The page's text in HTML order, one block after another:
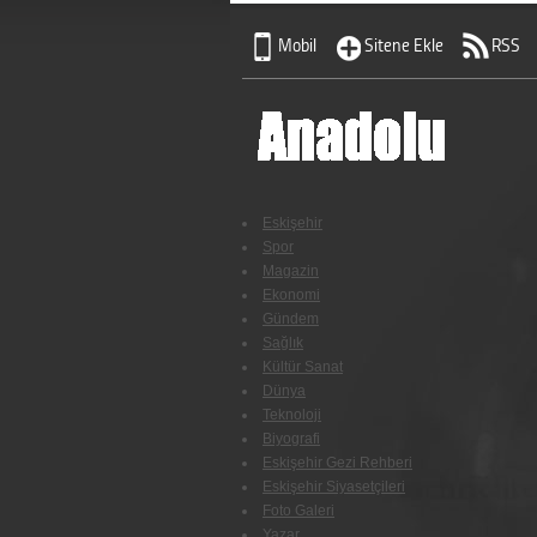
Mobil Sitene Ekle RSS
Eskişehir
Spor
Magazin
Ekonomi
Gündem
Sağlık
Kültür Sanat
Dünya
Teknoloji
Biyografi
Eskişehir Gezi Rehberi
Eskişehir Siyasetçileri
Foto Galeri